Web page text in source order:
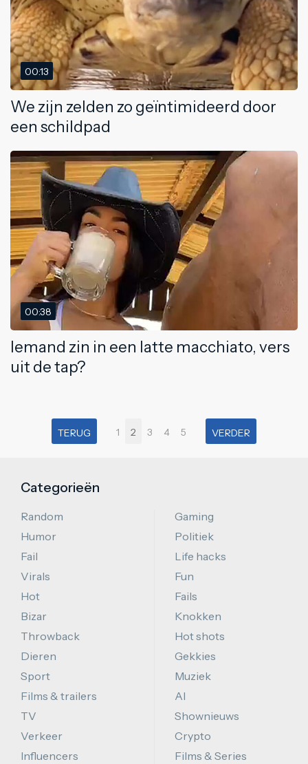
00:13
We zijn zelden zo geïntimideerd door
een schildpad
00:38
Iemand zin in een latte macchiato, vers
uit de tap?
TERUG 1 2 3 4 5 VERDER
Categorieën
Random
Humor
Fail
Virals
Hot
Bizar
Throwback
Dieren
Sport
Films & trailers
TV
Verkeer
Influencers
Gaming
Politiek
Life hacks
Fun
Fails
Knokken
Hot shots
Gekkies
Muziek
AI
Shownieuws
Crypto
Films & Series